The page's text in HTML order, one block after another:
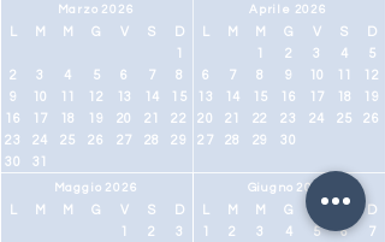
Marzo 2026
M M G V S
D
1
2
3 4 5 6 7
8
9
10 11 12 13 14
15
16
17 18 19 20 21
22
23
24 25 26 27 28
29
30
31
Maggio 2026
M M G V S
D
1
2
3
Aprile 2026
M M G V S
D
1
2 3 4
5
6
7 8 9 10 11
12
13
14 15 16 17 18
19
20
21 22 23 24 25
26
27
28 29 30
Giugno 2026
M M G
D
1
2 3 4 5 6
7